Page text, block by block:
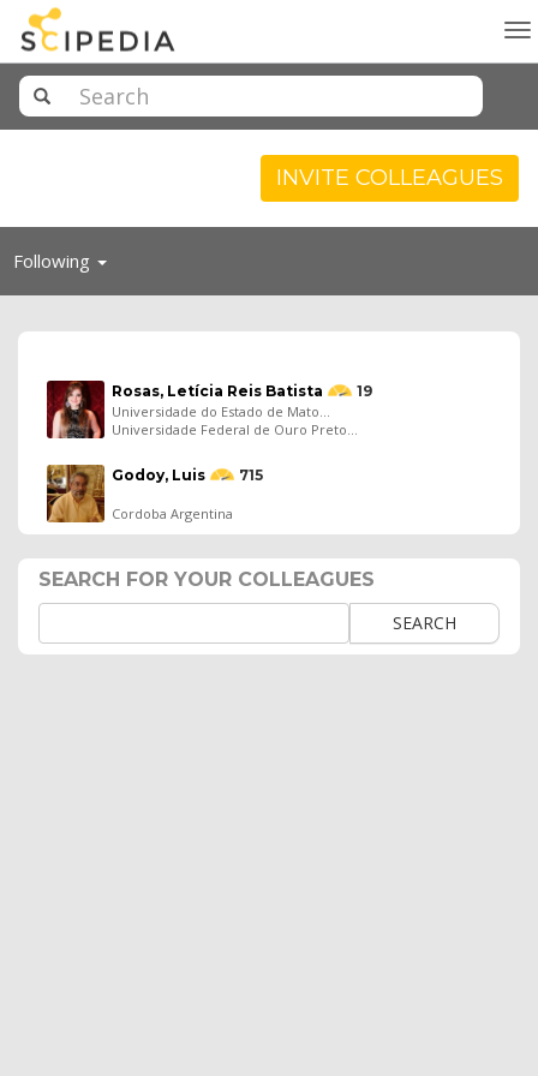
INVITE COLLEAGUES
Following Toggle
Rosas, Letícia Reis Batista
19
Universidade do Estado de Mato...
Universidade Federal de Ouro Preto...
Godoy, Luis 715
Cordoba Argentina
SEARCH FOR YOUR COLLEAGUES
SEARCH